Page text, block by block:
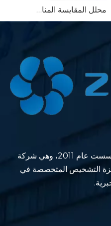
محلل المقايسة المناعية للكشف السريع عن اللمعان الكيميائي ذو 8 قنوات في POCT
Zecen Biotech CO., LTD. تأسست عام 2011، وهي شركة
التشخيص المتخصصة في